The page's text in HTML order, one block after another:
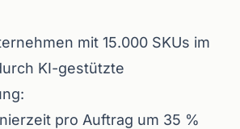
mit 15.000 SKUs im
KI-gestützte
pro Auftrag um 35 %